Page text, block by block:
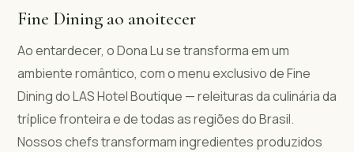
Fine Dining ao anoitecer
Ao entardecer, o Dona Lu se transforma em um
ambiente romântico, com o menu exclusivo de Fine
Dining do LAS Hotel Boutique — releituras da culinária da
tríplice fronteira e de todas as regiões do Brasil.
Nossos chefs transformam ingredientes produzidos